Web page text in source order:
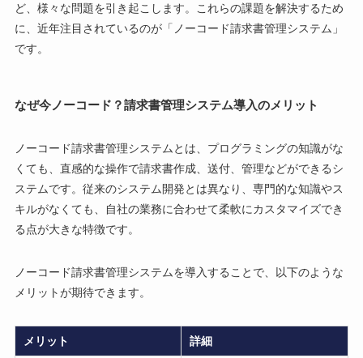
ど、様々な問題を引き起こします。これらの課題を解決するため
に、近年注目されているのが「ノーコード請求書管理システム」
です。
なぜ今ノーコード？請求書管理システム導入のメリット
ノーコード請求書管理システムとは、プログラミングの知識がな
くても、直感的な操作で請求書作成、送付、管理などができるシ
ステムです。従来のシステム開発とは異なり、専門的な知識やス
キルがなくても、自社の業務に合わせて柔軟にカスタマイズでき
る点が大きな特徴です。
ノーコード請求書管理システムを導入することで、以下のような
メリットが期待できます。
メリット 詳細